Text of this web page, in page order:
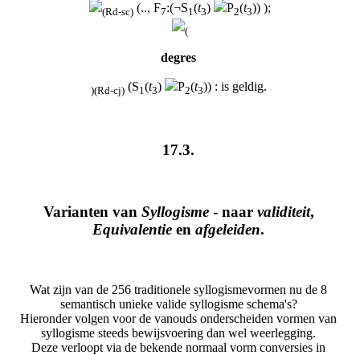
(Rd-sc) (.., F7:(¬S1(t3) P2(t3)) );
(
degres
)(Rd-cj)(S1(t3) P2(t3)) : is geldig.
17.3.
Varianten van Syllogisme- naar validiteit,
Equivalentie en afgeleiden.
Wat zijn van de 256 traditionele syllogismevormen nu de 8
semantisch unieke valide syllogisme schema's?
Hieronder volgen voor de vanouds onderscheiden vormen van
syllogisme steeds bewijsvoering dan wel weerlegging.
Deze verloopt via de bekende normaal vorm conversies in